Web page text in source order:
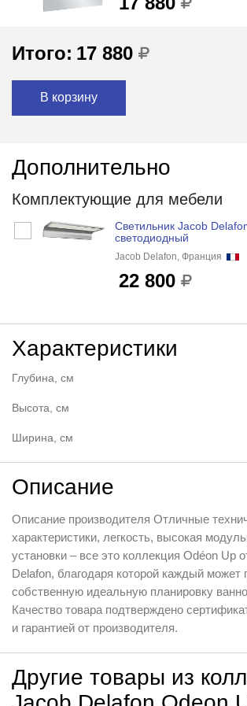
Итого: 17 880
В корзину
Дополнительно
Комплектующие для мебели
Светильник Jacob
светодиодный
Jacob Delafon, Франция
22 800
Характеристики
Глубина, см
Высота, см
Ширина, см
Описание
Описание производителя Отличные
характеристики, легкость, высокая
установки – все это коллекция Odéon Up
Delafon, благодаря которой каждый может
собственную идеальную планировку
Качество товара подтверждено
и гарантией от производителя.
Другие товары из